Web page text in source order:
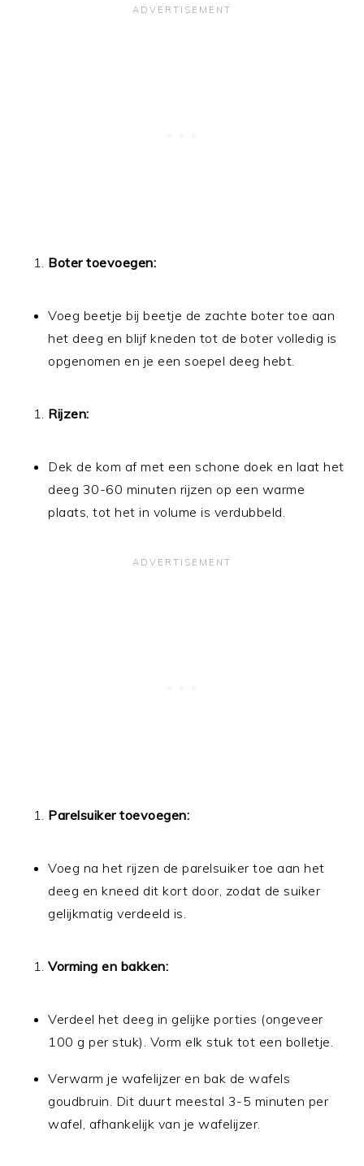
Boter toevoegen:
Voeg beetje bij beetje de zachte boter toe aan
het deeg en blijf kneden tot de boter volledig is
opgenomen en je een soepel deeg hebt.
Rijzen:
Dek de kom af met een schone doek en laat het
deeg 30-60 minuten rijzen op een warme
plaats, tot het in volume is verdubbeld.
Parelsuiker toevoegen:
Voeg na het rijzen de parelsuiker toe aan het
deeg en kneed dit kort door, zodat de suiker
gelijkmatig verdeeld is.
Vorming en bakken:
Verdeel het deeg in gelijke porties (ongeveer
100 g per stuk). Vorm elk stuk tot een bolletje.
Verwarm je wafelijzer en bak de wafels
goudbruin. Dit duurt meestal 3-5 minuten per
wafel, afhankelijk van je wafelijzer.